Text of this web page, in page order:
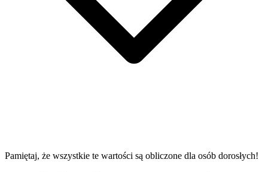
Pamiętaj, że wszystkie te wartości są obliczone dla osób dorosłych!